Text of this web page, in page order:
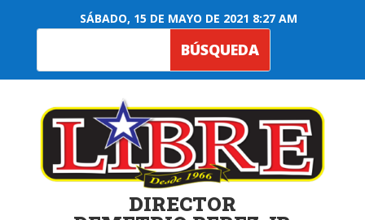
SÁBADO, 15 DE MAYO DE 2021 8:27 AM
DIRECTOR